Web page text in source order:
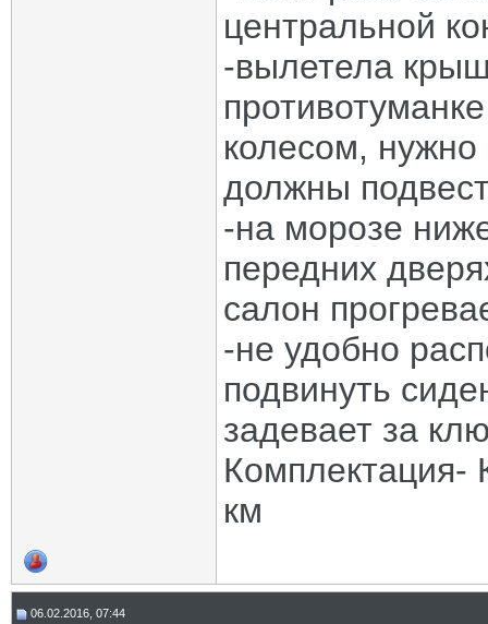
центральной
-вылетела
колесом, нужно
должны
-на морозе
передних
салон
-не удобно
подвинуть
задевает за
км
06.02.2016, 07:44